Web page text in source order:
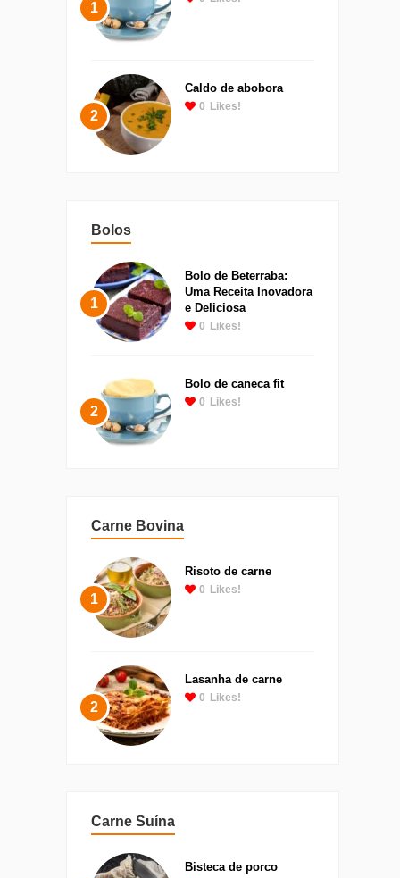
1
2
Caldo de abobora
0 Likes!
Bolos
1
Bolo de Beterraba:
Uma Receita Inovadora
e Deliciosa
0 Likes!
2
Bolo de caneca fit
0 Likes!
Carne Bovina
1
Risoto de carne
0 Likes!
2
Lasanha de carne
0 Likes!
Carne Suína
Bisteca de porco